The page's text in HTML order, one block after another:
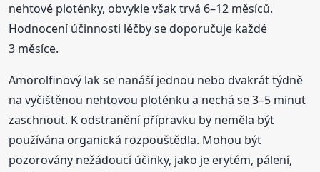
nehtové ploténky, obvykle však trvá 6–12 měsíců.
Hodnocení účinnosti léčby se doporučuje každé
3 měsíce.
Amorolfinový lak se nanáší jednou nebo dvakrát týdně
na vyčištěnou nehtovou ploténku a nechá se 3–5 minut
zaschnout. K odstranění přípravku by neměla být
používána organická rozpouštědla. Mohou být
pozorovány nežádoucí účinky, jako je erytém, pálení,